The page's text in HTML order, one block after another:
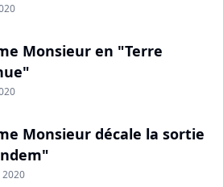
Monsieur en "Terre
Monsieur décale la sortie
2020